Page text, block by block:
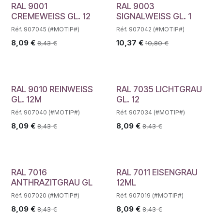
RAL 9001
CREMEWEISS GL. 12
Réf. 907045 (#MOTIP#)
8,09 € 8,43€
RAL 9003
SIGNALWEISS GL. 1
Réf. 907042 (#MOTIP#)
10,37 € 10,80€
RAL 9010 REINWEISS
GL. 12M
Réf. 907040 (#MOTIP#)
8,09 € 8,43€
RAL 7035 LICHTGRAU
GL. 12
Réf. 907034 (#MOTIP#)
8,09€ 8,43€
RAL 7016
ANTHRAZITGRAU GL
Réf. 907020 (#MOTIP#)
8,09 € 8,43€
RAL 7011 EISENGRAU
12ML
Réf. 907019 (#MOTIP#)
8,09€ 8,43€